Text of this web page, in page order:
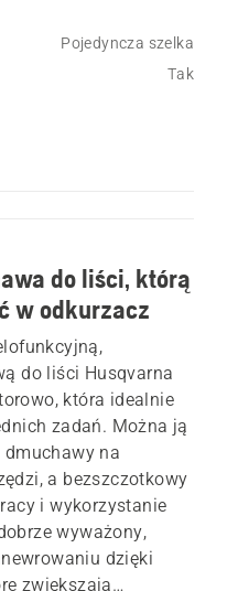
Pojedyncza szelka
Tak
do liści, którą
w odkurzacz
do liści Husqvarna
która idealnie
zadań. Można ją
dmuchawy na
a bezszczotkowy
i wykorzystanie
wyważony,
dzięki
zwiększają